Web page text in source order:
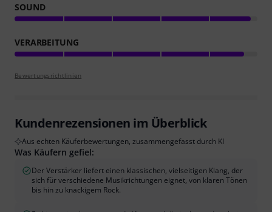
SOUND
VERARBEITUNG
Bewertungsrichtlinien
Kundenrezensionen im Überblick
Aus echten Käuferbewertungen, zusammengefasst durch KI
Was Käufern gefiel:
Der Verstärker liefert einen klassischen, vielseitigen Klang, der
sich für verschiedene Musikrichtungen eignet, von klaren Tönen
bis hin zu knackigem Rock.